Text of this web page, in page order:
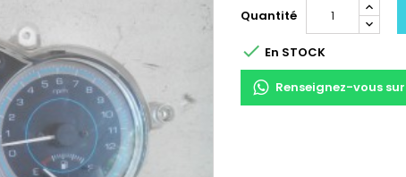
Quantité
 En STOCK
Renseignez-vous